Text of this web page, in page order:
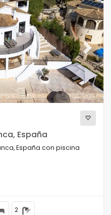
Next
España
con piscina
2